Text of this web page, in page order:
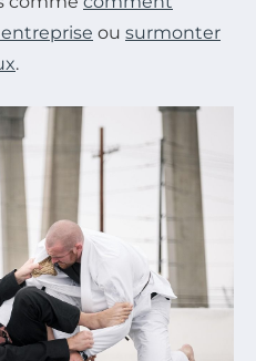
ou surmonter
.